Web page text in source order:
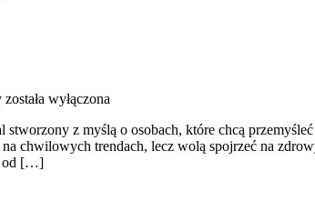
została wyłączona
z myślą o osobach, które chcą
chwilowych trendach, lecz wolą spojrzeć na
od […]